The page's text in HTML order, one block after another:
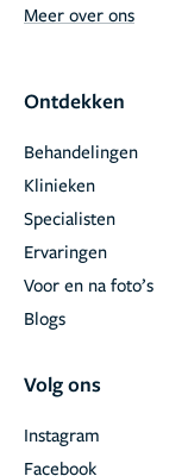
Meer over ons
Ontdekken
Behandelingen
Klinieken
Specialisten
Ervaringen
Voor en na foto’s
Blogs
Volg ons
Facebook
Instagram